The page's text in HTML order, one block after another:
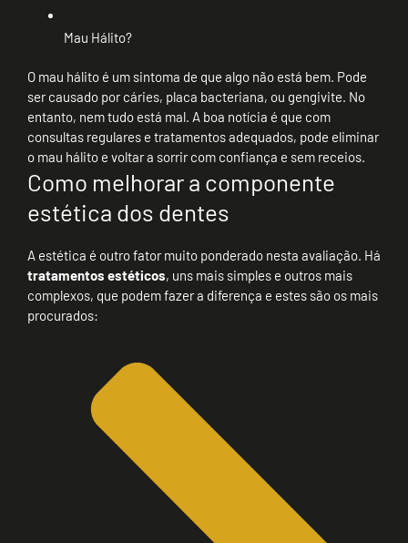
Mau Hálito?
O mau hálito é um sintoma de que algo não está bem. Pode
ser causado por cáries, placa bacteriana, ou gengivite. No
entanto, nem tudo está mal. A boa notícia é que com
consultas regulares e tratamentos adequados, pode eliminar
o mau hálito e voltar a sorrir com confiança e sem receios.
Como melhorar a componente
estética dos dentes
A estética é outro fator muito ponderado nesta avaliação. Há
tratamentos estéticos, uns mais simples e outros mais
complexos, que podem fazer a diferença e estes são os mais
procurados: